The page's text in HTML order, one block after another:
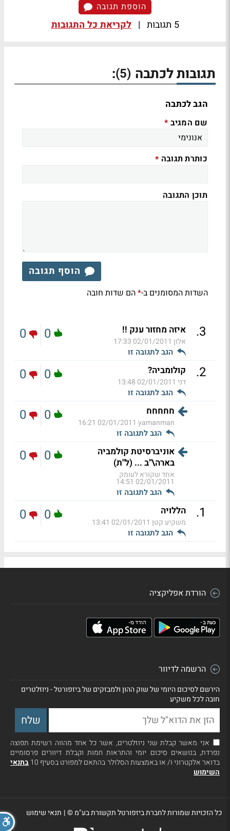
הוספת תגובה
5 תגובות | לקריאת כל התגובות
תגובות לכתבה (5)
:
הגב לכתבה
שם המגיב *
כותרת תגובה *
תוכן התגובה
הוסף תגובה
השדות המסומנים ב-*הם שדות חובה
3
. איזה מחזור ענק !!
אלון 02/01/2011 17:33
הגב לתגובה זו
0
0
2
. קולומביה?
דני 02/01/2011 13:48
הגב לתגובה זו
0
0
חחחחח
yamanman
02/01/2011 16:21
הגב לתגובה זו
0
0
אוניברסיטת קולמביה
בארה\"ב ... (ל"ת)
אחד שקורא לעומק
02/01/2011 14:51
הגב לתגובה זו
0
0
1
. הללויה
משקיע קטן 02/01/2011 13:41
הגב לתגובה זו
0
0
הורדת אפליקציה
הרשמה לדיוור
הירשם לסיכום היומי של שוק ההון ולמבזקים של ביזפורטל - ניוזלטרים
חובה לכל משקיע
אני מאשר קבלת שני ניוזלטרים, אשר כל אחד מהווה רשימת תפוצה
נפרדת, בנושאים סיכום יומי והתראות חמות וקבלת דיוורים פרסומיים
בדואר אלקטרוני ו/ או באמצעות הסלולר בהתאם למפורט בסעיף 10
בתנאי
השימוש
כל הזכויות שמורות לחברת ביזפורטל תקשורת בע"מ ©| תנאי שימוש